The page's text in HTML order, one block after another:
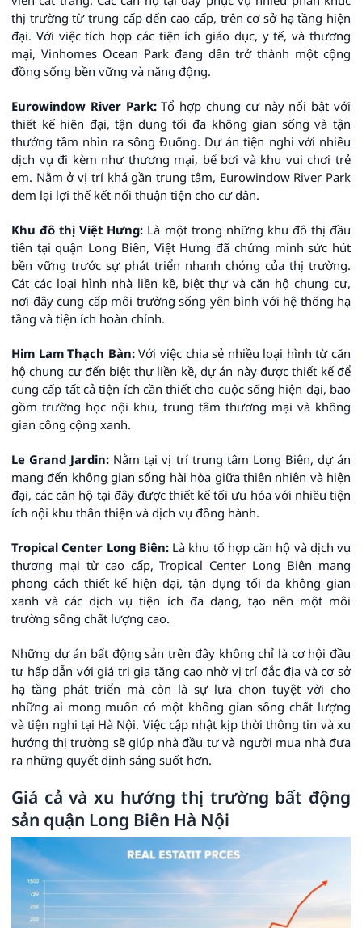
thị trường từ trung cấp đến cao cấp, trên cơ sở hạ tầng hiện
đại. Với việc tích hợp các tiện ích giáo dục, y tế, và thương
mại, Vinhomes Ocean Park đang dần trở thành một cộng
đồng sống bền vững và năng động.
Eurowindow River Park:Tổ hợp chung cư này nổi bật với
thiết kế hiện đại, tận dụng tối đa không gian sống và tận
thưởng tầm nhìn ra sông Đuống. Dự án tiện nghi với nhiều
dịch vụ đi kèm như thương mại, bể bơi và khu vui chơi trẻ
em. Nằm ở vị trí khá gần trung tâm, Eurowindow River Park
đem lại lợi thế kết nối thuận tiện cho cư dân.
Khu đô thị Việt Hưng: Là một trong những khu đô thị đầu
tiên tại quận Long Biên, Việt Hưng đã chứng minh sức hút
bền vững trước sự phát triển nhanh chóng của thị trường.
Cát các loại hình nhà liền kề, biệt thự và căn hộ chung cư,
nơi đây cung cấp môi trường sống yên bình với hệ thống hạ
tầng và tiện ích hoàn chỉnh.
Him Lam Thạch Bàn:Với việc chia sẻ nhiều loại hình từ căn
hộ chung cư đến biệt thự liền kề, dự án này được thiết kế để
cung cấp tất cả tiện ích cần thiết cho cuộc sống hiện đại, bao
gồm trường học nội khu, trung tâm thương mại và không
gian công cộng xanh.
Le Grand Jardin: Nằm tại vị trí trung tâm Long Biên, dự án
mang đến không gian sống hài hòa giữa thiên nhiên và hiện
đại, các căn hộ tại đây được thiết kế tối ưu hóa với nhiều tiện
ích nội khu thân thiện và dịch vụ đồng hành.
Tropical Center Long Biên:Là khu tổ hợp căn hộ và dịch vụ
thương mại từ cao cấp, Tropical Center Long Biên mang
phong cách thiết kế hiện đại, tận dụng tối đa không gian
xanh và các dịch vụ tiện ích đa dạng, tạo nên một môi
trường sống chất lượng cao.
Những dự án bất động sản trên đây không chỉ là cơ hội đầu
tư hấp dẫn với giá trị gia tăng cao nhờ vị trí đắc địa và cơ sở
hạ tầng phát triển mà còn là sự lựa chọn tuyệt vời cho
những ai mong muốn có một không gian sống chất lượng
và tiện nghi tại Hà Nội. Việc cập nhật kịp thời thông tin và xu
hướng thị trường sẽ giúp nhà đầu tư và người mua nhà đưa
ra những quyết định sáng suốt hơn.
Giá cả và xu hướng thị trường bất động
sản quận Long Biên Hà Nội